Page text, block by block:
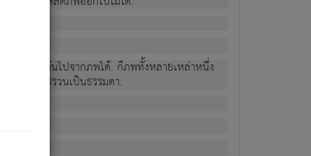
นผู้หลุดพ้นไปจากภพได้. ก็ภพทั้งหลายเหล่าหนึ่ง
วามแปรปรวนเป็นธรรมดา.
วย.